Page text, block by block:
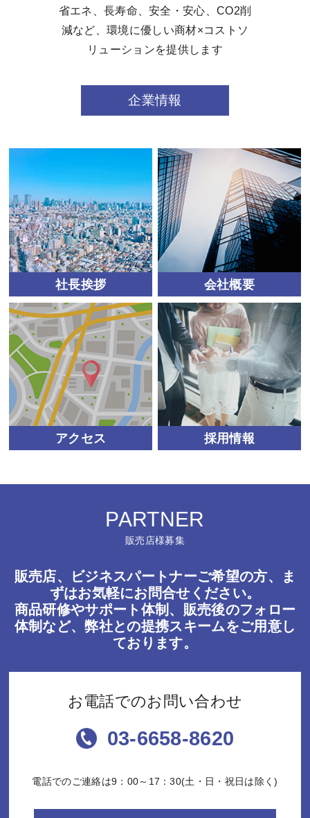
省エネ、長寿命、安全・安心、CO2削
減など、環境に優しい商材×コストソ
リューションを提供します
企業情報
社長挨拶 会社概要
アクセス 採用情報
PARTNER
販売店様募集
販売店、ビジネスパートナーご希望の方、ま
ずはお気軽にお問合せください。
商品研修やサポート体制、販売後のフォロー
体制など、弊社との提携スキームをご用意し
ております。
お電話でのお問い合わせ
03-6658-8620
電話でのご連絡は9：00～17：30(土・日・祝日は除く)